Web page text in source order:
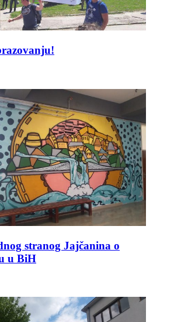
stranog Jajčanina o
u BiH